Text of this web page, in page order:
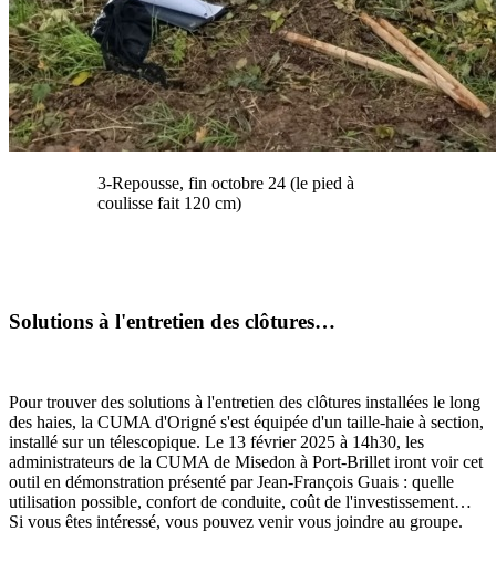
3-Repousse, fin octobre 24 (le pied à
coulisse fait 120 cm)
Solutions à l'entretien des clôtures…
Pour trouver des solutions à l'entretien des clôtures installées le long
des haies, la CUMA d'Origné s'est équipée d'un taille-haie à section,
installé sur un télescopique. Le 13 février 2025 à 14h30, les
administrateurs de la CUMA de Misedon à Port-Brillet iront voir cet
outil en démonstration présenté par Jean-François Guais : quelle
utilisation possible, confort de conduite, coût de l'investissement…
Si vous êtes intéressé, vous pouvez venir vous joindre au groupe.